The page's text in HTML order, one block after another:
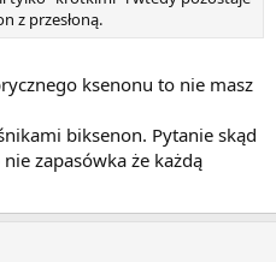
z przesłoną.
ksenonu to nie masz
biksenon. Pytanie skąd
zapasówka że każdą